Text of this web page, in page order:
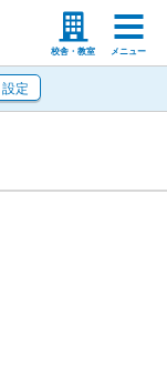
校舎・教室 メニュー
校の先生
設定